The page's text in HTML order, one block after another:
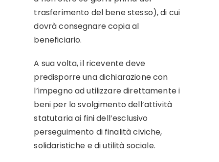
trasferimento del bene stesso), di cui
dovrà consegnare copia al
beneficiario.
A sua volta, il ricevente deve
predisporre una dichiarazione con
l’impegno ad utilizzare direttamente i
beni per lo svolgimento dell’attività
statutaria ai fini dell’esclusivo
perseguimento di finalità civiche,
solidaristiche e di utilità sociale.